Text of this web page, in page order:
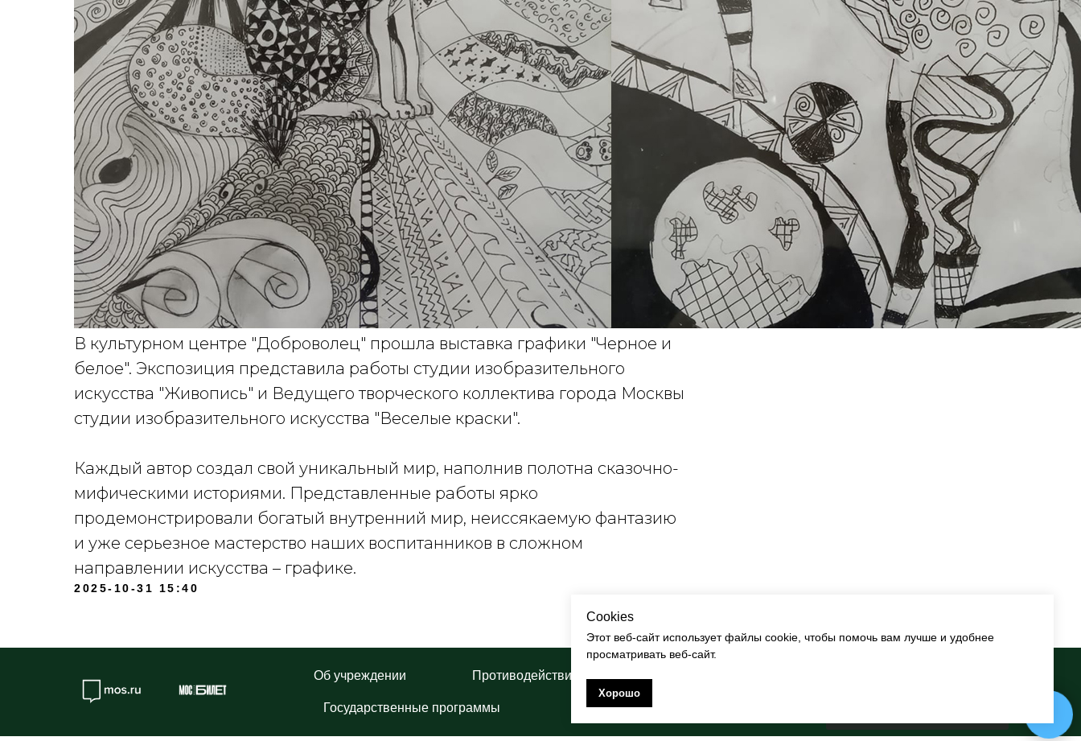
В культурном центре "Доброволец" прошла выставка графики "Черное и
белое". Экспозиция представила работы студии изобразительного
искусства "Живопись" и Ведущего творческого коллектива города Москвы
студии изобразительного искусства "Веселые краски".
Каждый автор создал свой уникальный мир, наполнив полотна сказочно-
мифическими историями. Представленные работы ярко
продемонстрировали богатый внутренний мир, неиссякаемую фантазию
и уже серьезное мастерство наших воспитанников в сложном
направлении искусства – графике.
2025-10-31 15:40
Об учреждении Противодействие коррупции
Государственные программы Творческие проекты и конкурсы
Cookies
Этот веб-сайт использует файлы cookie, чтобы помочь вам лучше и удобнее
просматривать веб-сайт.
Хорошо